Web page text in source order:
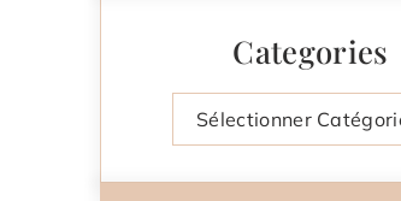
Categories
Catégories